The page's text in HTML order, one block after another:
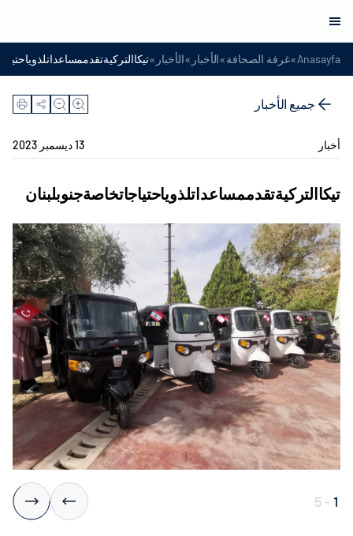
Anasayfa
»غرفة الصحافة»الأخبار »الأخبار »
جميع الأخبار
أخبار 13 ديسمبر 2023
تيكاالتركيةتقدممساعداتلذوياحتياجاتخاصةجنوبلبنان
1
-
5